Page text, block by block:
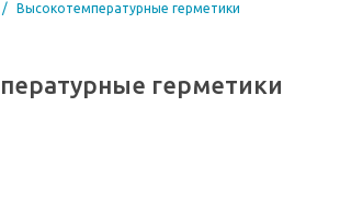
Высокотемпературные герметики
герметики